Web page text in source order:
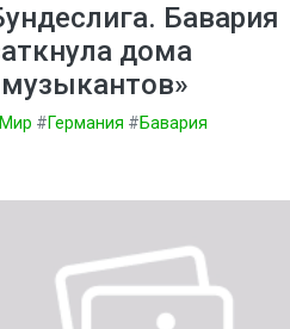
Бавария
дома
Мир #Германия #Бавария